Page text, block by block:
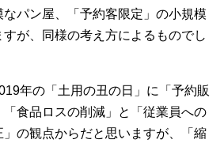
パン屋、「予約客限定」の小規模
が、同様の考え方によるものでし
年の「土用の丑の日」に「予約販
食品ロスの削減」と「従業員への
の観点からだと思いますが、「縮